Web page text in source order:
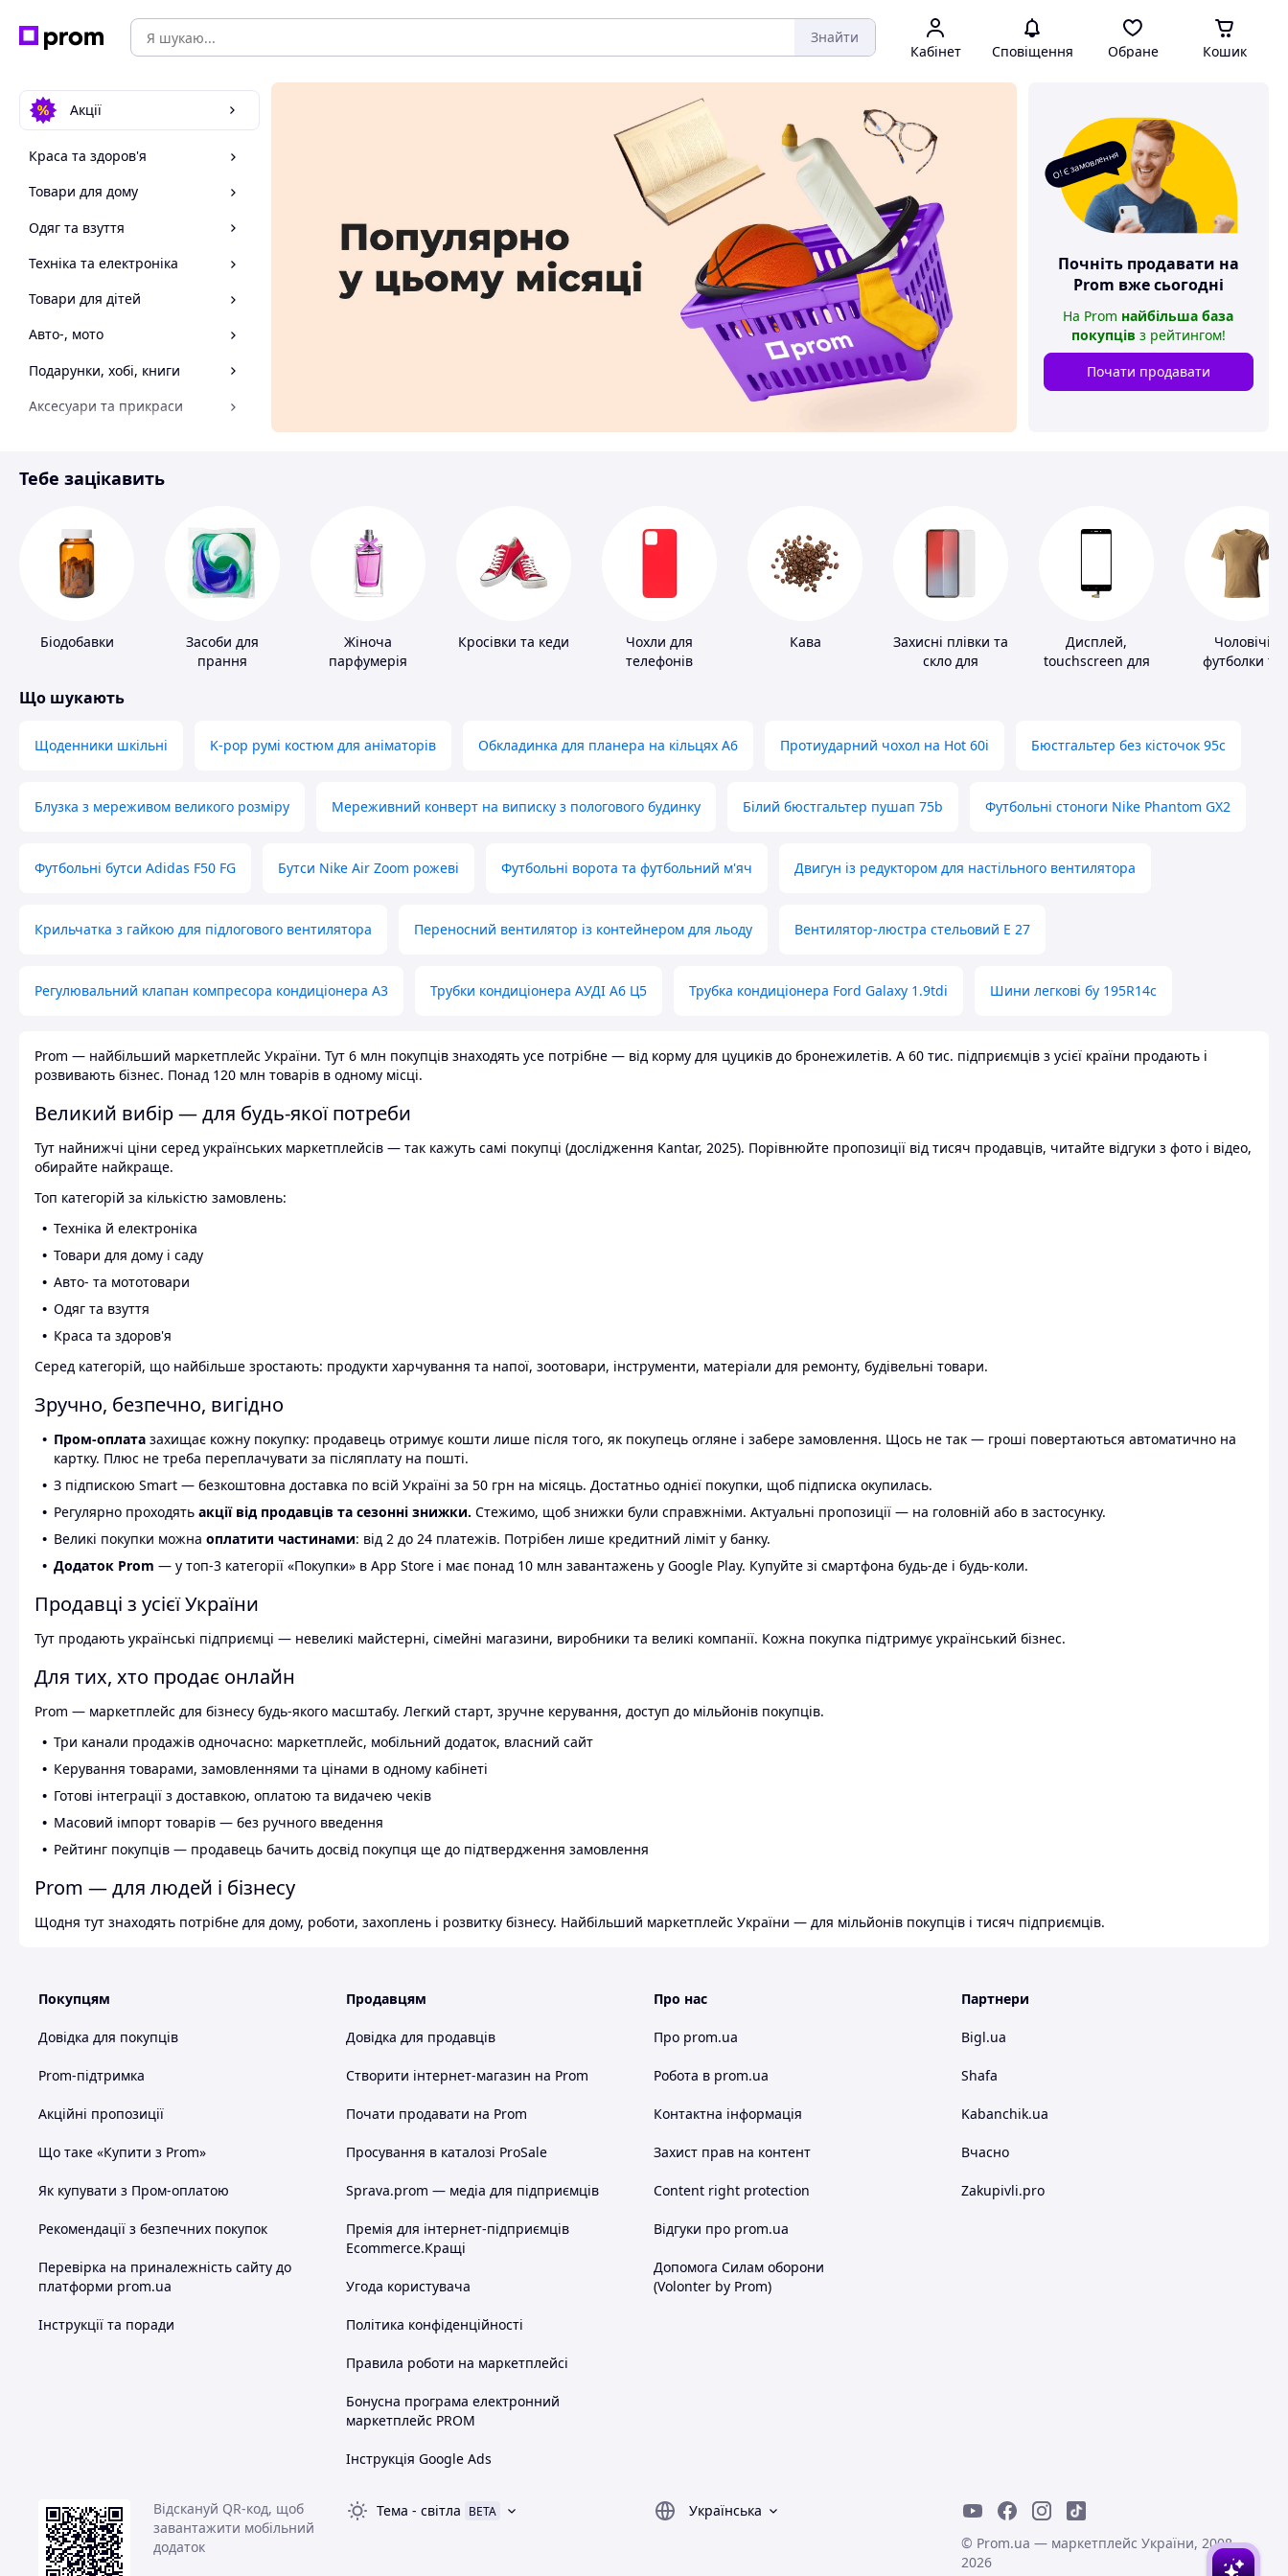
Знайти
Кабінет Сповіщення Обране Кошик
Акції
Краса та здоров'я
Товари для дому
Одяг та взуття
Техніка та електроніка
Товари для дітей
Авто-, мото
Подарунки, хобі, книги
Аксесуари та прикраси
Спорт і відпочинок
О! Є замовлення
Почніть продавати на
Prom вже сьогодні
На Prom найбільша база
покупців з рейтингом!
Почати продавати
Тебе зацікавить
Біодобавки
Засоби для
прання
Жіноча
парфумерія
Кросівки та кеди
Чохли для
телефонів
Кава
Захисні плівки та
скло для
Дисплей,
touchscreen для
Чоловічі
футболки та
Що шукають
Щоденники шкільні K-pop румі костюм для аніматорів Обкладинка для планера на кільцях А6 Протиударний чохол на Hot 60i Бюстгальтер без кісточок 95с
Блузка з мереживом великого розміру Мереживний конверт на виписку з пологового будинку Білий бюстгальтер пушап 75b Футбольні стоноги Nike Phantom GX2
Футбольні бутси Adidas F50 FG Бутси Nike Air Zoom рожеві Футбольні ворота та футбольний м'яч Двигун із редуктором для настільного вентилятора
Крильчатка з гайкою для підлогового вентилятора Переносний вентилятор із контейнером для льоду Вентилятор-люстра стельовий E 27
Регулювальний клапан компресора кондиціонера А3 Трубки кондиціонера АУДІ А6 Ц5 Трубка кондиціонера Ford Galaxy 1.9tdi Шини легкові бу 195R14c
Prom — найбільший маркетплейс України. Тут 6 млн покупців знаходять усе потрібне — від корму для цуциків до бронежилетів. А 60 тис. підприємців з усієї країни продають і
розвивають бізнес. Понад 120 млн товарів в одному місці.
Великий вибір — для будь-якої потреби
Тут найнижчі ціни серед українських маркетплейсів — так кажуть самі покупці (дослідження Kantar, 2025). Порівнюйте пропозиції від тисяч продавців, читайте відгуки з фото і відео,
обирайте найкраще.
Топ категорій за кількістю замовлень:
Техніка й електроніка
Товари для дому і саду
Авто- та мототовари
Одяг та взуття
Краса та здоров'я
Серед категорій, що найбільше зростають: продукти харчування та напої, зоотовари, інструменти, матеріали для ремонту, будівельні товари.
Зручно, безпечно, вигідно
Пром-оплата захищає кожну покупку: продавець отримує кошти лише після того, як покупець огляне і забере замовлення. Щось не так — гроші повертаються автоматично на
картку. Плюс не треба переплачувати за післяплату на пошті.
З підпискою Smart — безкоштовна доставка по всій Україні за 50 грн на місяць. Достатньо однієї покупки, щоб підписка окупилась.
Регулярно проходять акції від продавців та сезонні знижки. Стежимо, щоб знижки були справжніми. Актуальні пропозиції — на головній або в застосунку.
Великі покупки можна оплатити частинами: від 2 до 24 платежів. Потрібен лише кредитний ліміт у банку.
Додаток Prom — у топ-3 категорії «Покупки» в App Store і має понад 10 млн завантажень у Google Play. Купуйте зі смартфона будь-де і будь-коли.
Продавці з усієї України
Тут продають українські підприємці — невеликі майстерні, сімейні магазини, виробники та великі компанії. Кожна покупка підтримує український бізнес.
Для тих, хто продає онлайн
Prom — маркетплейс для бізнесу будь-якого масштабу. Легкий старт, зручне керування, доступ до мільйонів покупців.
Три канали продажів одночасно: маркетплейс, мобільний додаток, власний сайт
Керування товарами, замовленнями та цінами в одному кабінеті
Готові інтеграції з доставкою, оплатою та видачею чеків
Масовий імпорт товарів — без ручного введення
Рейтинг покупців — продавець бачить досвід покупця ще до підтвердження замовлення
Prom — для людей і бізнесу
Щодня тут знаходять потрібне для дому, роботи, захоплень і розвитку бізнесу. Найбільший маркетплейс України — для мільйонів покупців і тисяч підприємців.
Покупцям
Довідка для покупців
Prom-підтримка
Акційні пропозиції
Що таке «Купити з Prom»
Як купувати з Пром-оплатою
Рекомендації з безпечних покупок
Перевірка на приналежність сайту до
платформи prom.ua
Інструкції та поради
Продавцям
Довідка для продавців
Створити інтернет-магазин на Prom
Почати продавати на Prom
Просування в каталозі ProSale
Sprava.prom — медіа для підприємців
Премія для інтернет-підприємців
Ecommerce.Кращі
Угода користувача
Політика конфіденційності
Правила роботи на маркетплейсі
Бонусна програма електронний
маркетплейс PROM
Інструкція Google Ads
Про нас
Про prom.ua
Робота в prom.ua
Контактна інформація
Захист прав на контент
Content right protection
Відгуки про prom.ua
Допомога Силам оборони
(Volonter by Prom)
Партнери
Bigl.ua
Shafa
Kabanchik.ua
Вчасно
Zakupivli.pro
Відскануй QR-код, щоб
завантажити мобільний
додаток
Тема - світла BETA
Українська
© Prom.ua — маркетплейс України, 2008-
2026